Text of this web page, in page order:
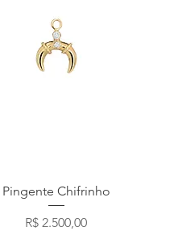
Visualização rápida
Pingente Chifrinho
Preço
R$ 2.500,00